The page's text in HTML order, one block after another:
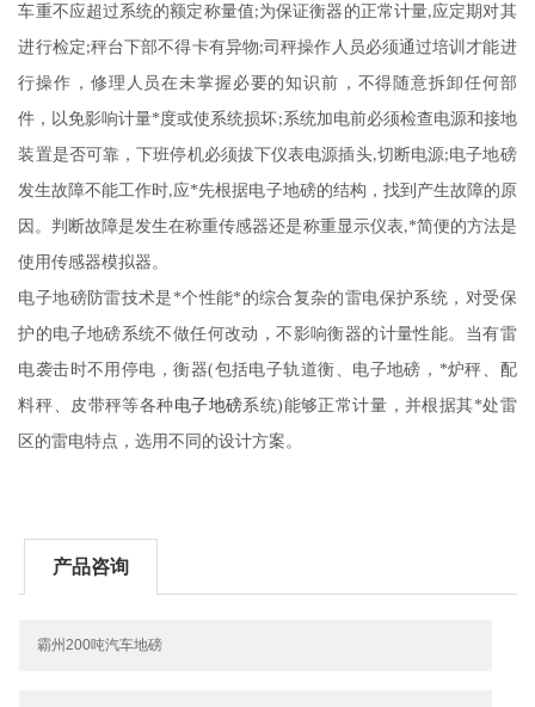
车重不应超过系统的额定称量值;为保证衡器的正常计量,应定期对其
进行检定;秤台下部不得卡有异物;司秤操作人员必须通过培训才能进
行操作，修理人员在未掌握必要的知识前，不得随意拆卸任何部
件，以免影响计量*度或使系统损坏;系统加电前必须检查电源和接地
装置是否可靠，下班停机必须拔下仪表电源插头,切断电源;电子地磅
发生故障不能工作时,应*先根据电子地磅的结构，找到产生故障的原
因。判断故障是发生在称重传感器还是称重显示仪表,*简便的方法是
使用传感器模拟器 。
电子地磅防雷技术是*个性能*的综合复杂的雷电保护系统，对受保
护的电子地磅系统不做任何改动，不影响衡器的计量性能。当有雷
电袭击时不用停电，衡器(包括电子轨道衡、电子地磅，*炉秤、配
料秤、皮带秤等各种电子地磅系统)能够正常计量，并根据其*处雷
区的雷电特点，选用不同的设计方案。
产品咨询